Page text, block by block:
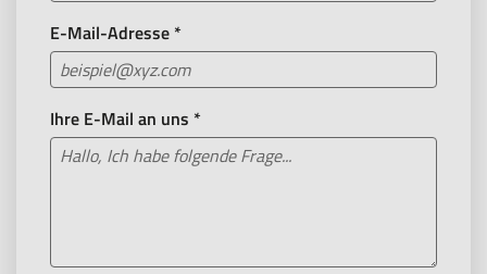
E-Mail-Adresse *
Ihre E-Mail an uns *